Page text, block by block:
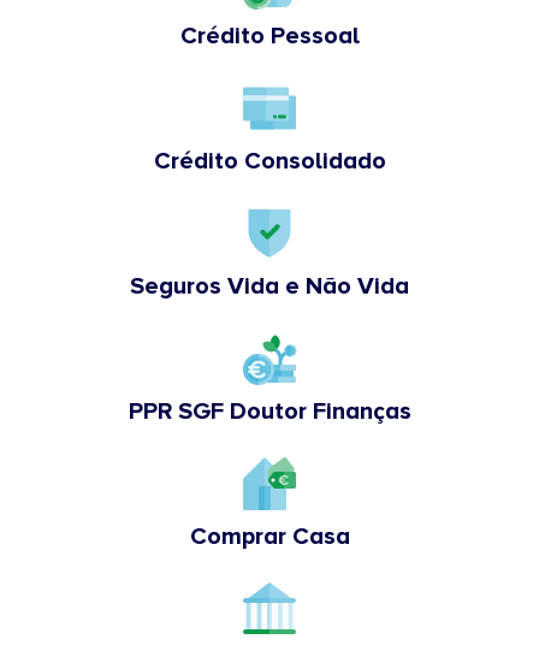
Crédito Pessoal
Crédito Consolidado
Seguros Vida e Não Vida
PPR SGF Doutor Finanças
Comprar Casa